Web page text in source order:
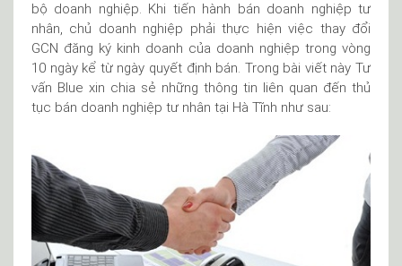
bộ doanh nghiệp. Khi tiến hành bán doanh nghiệp tư
nhân, chủ doanh nghiệp phải thực hiện việc thay đổi
GCN đăng ký kinh doanh của doanh nghiệp trong vòng
10 ngày kể từ ngày quyết định bán. Trong bài viết này Tư
vấn Blue xin chia sẻ những thông tin liên quan đến thủ
tục bán doanh nghiệp tư nhân tại Hà Tĩnh như sau: